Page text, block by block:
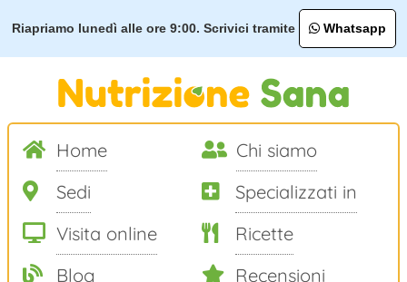
Riapriamo lunedì alle ore 9:00. Scrivici tramite Whatsapp
Home
Chi siamo
Sedi
Specializzati in
Visita online
Ricette
Blog
Recensioni